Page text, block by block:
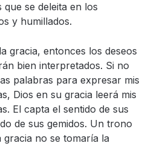
que se deleita en los
y humillados.
gracia, entonces los deseos
bien interpretados. Si no
palabras para expresar mis
Dios en su gracia leerá mis
El capta el sentido de sus
de sus gemidos. Un trono
no se tomaría la